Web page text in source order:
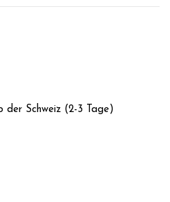
der Schweiz (2-3 Tage)